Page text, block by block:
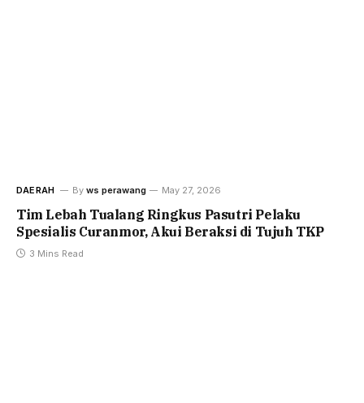
DAERAH By ws perawang May 27, 2026
Tim Lebah Tualang Ringkus Pasutri Pelaku
Spesialis Curanmor, Akui Beraksi di Tujuh TKP
3 Mins Read